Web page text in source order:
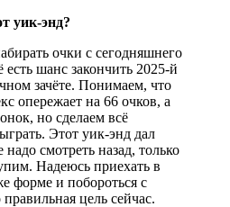
уик-энд?
очки с сегодняшнего
шанс закончить 2025-й
зачёте. Понимаем, что
опережает на 66 очков, а
но сделаем всё
Этот уик-энд дал
смотреть назад, только
Надеюсь приехать в
форме и побороться с
цель сейчас.